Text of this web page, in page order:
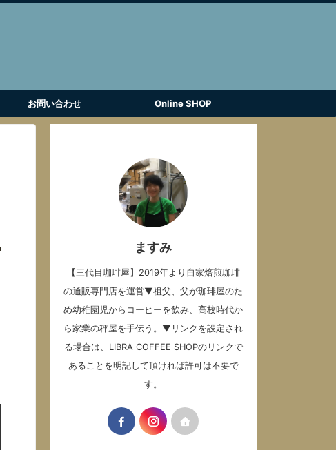
お問い合わせ Online SHOP
ますみ
【三代目珈琲屋】2019年より自家焙煎珈琲
の通販専門店を運営▼祖父、父が珈琲屋のた
め幼稚園児からコーヒーを飲み、高校時代か
ら家業の秤屋を手伝う。▼リンクを設定され
る場合は、LIBRA COFFEE SHOPのリンクで
あることを明記して頂ければ許可は不要で
す。